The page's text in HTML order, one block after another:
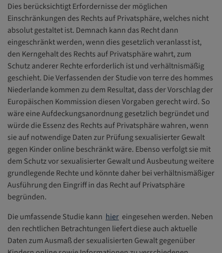
Dies berücksichtigt Erfordernisse der möglichen
Einschränkungen des Rechts auf Privatsphäre, welches nicht
absolut gestaltet ist. Demnach kann das Recht dann
eingeschränkt werden, wenn dies gesetzlich veranlasst ist,
den Kerngehalt des Rechts auf Privatsphäre wahrt, zum
Schutz anderer Rechte erforderlich ist und verhältnismäßig
geschieht. Die Verfassenden der Studie von terre des hommes
Niederlande kommen zu dem Resultat, dass der Vorschlag der
Europäischen Kommission diesen Vorgaben gerecht wird. So
wäre eine Aufdeckungsanordnung gesetzlich begründet und
würde die Essenz des Rechts auf Privatsphäre wahren, wenn
sie auf notwendige Daten zur Prüfung sexualisierter Gewalt
gegen Kinder online beschränkt wäre. Ebenso verfolgt sie mit
dem Schutz vor sexualisierter Gewalt und Ausbeutung weitere
grundlegende Rechte und könnte daher bei verhältnismäßiger
Ausführung den Eingriff in das Recht auf Privatsphäre
begründen.
Die umfassende Studie kann hier eingesehen werden. Neben
den rechtlichen Betrachtungen liefert diese auch aktuelle
Daten zum Ausmaß der sexualisierten Gewalt gegenüber